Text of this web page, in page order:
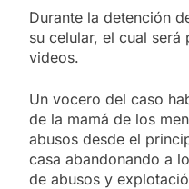
Durante la detención
su celular, el cual
videos.
Un vocero del caso
de la mamá de los
abusos desde el
casa abandonando a
de abusos y